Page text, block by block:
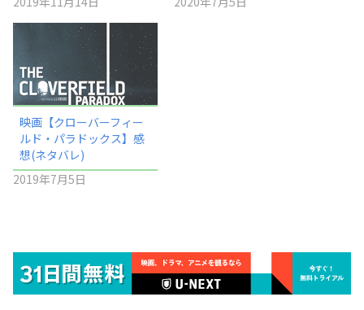
映画【クローバーフィー
ルド・パラドックス】感
想(ネタバレ)
2019年7月5日